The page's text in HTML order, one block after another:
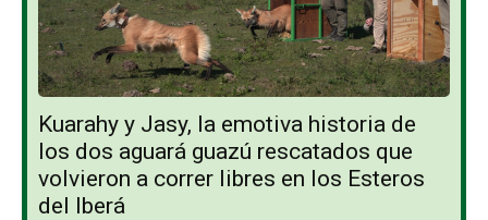
Kuarahy y Jasy, la emotiva historia de
los dos aguará guazú rescatados que
volvieron a correr libres en los Esteros
del Iberá